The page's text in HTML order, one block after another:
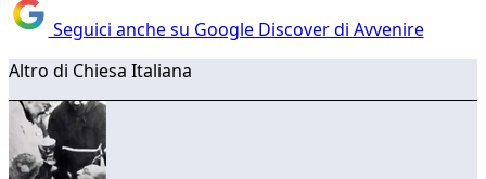
Seguici anche su Google Discover di Avvenire
Altro di Chiesa Italiana